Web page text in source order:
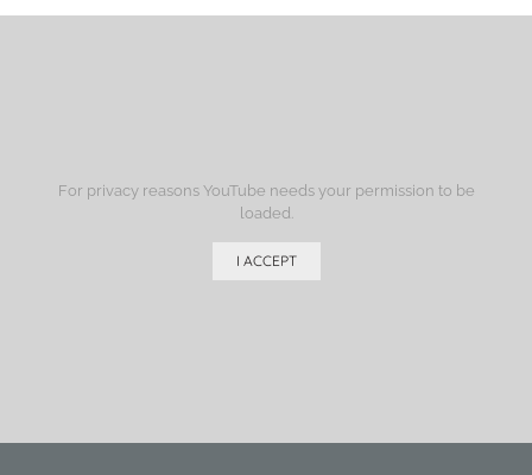
For privacy reasons YouTube needs your permission to be
loaded.
I ACCEPT